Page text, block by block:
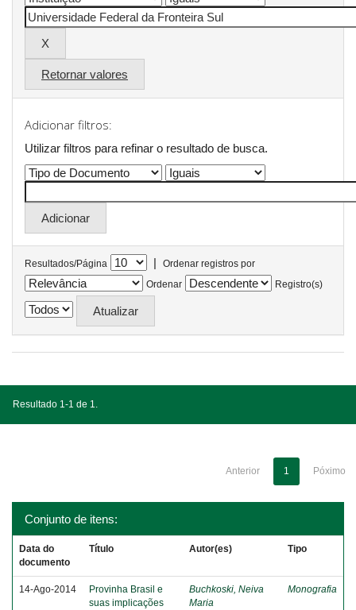
Retornar valores
Adicionar filtros:
Utilizar filtros para refinar o resultado de busca.
Resultados/Página |
Ordenar registros por
Ordenar
Registro(s)
Resultado 1-1 de 1.
Anterior 1 Póximo
Conjunto de itens:
Data do
documento
Título Autor(es) Tipo
14-Ago-2014
Provinha Brasil e
suas implicações
Buchkoski, Neiva
Maria
Monografia